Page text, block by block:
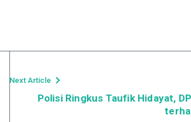
Next Article
Polisi Ringkus Taufik Hidayat,